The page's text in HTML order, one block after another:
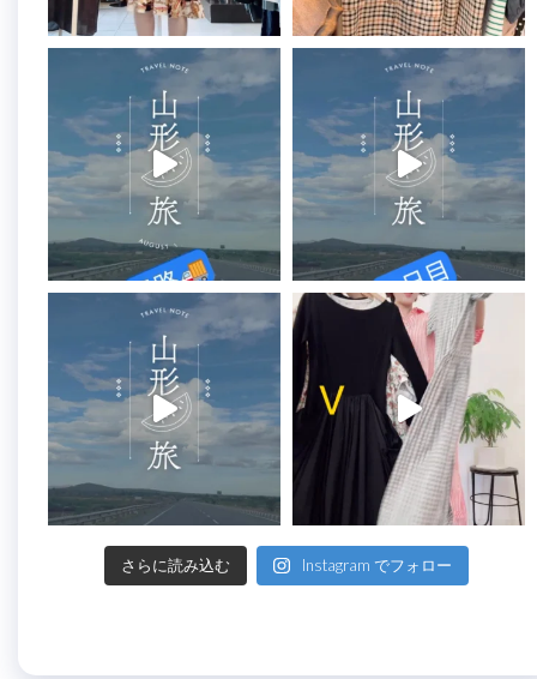
さらに読み込む Instagram でフォロー